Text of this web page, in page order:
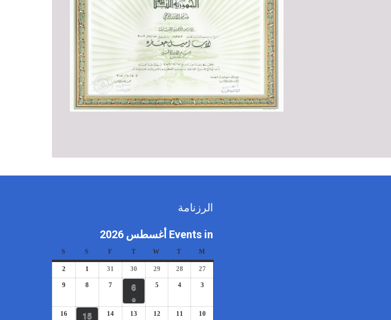
الرزنامة
Events in أغسطس 2026
M
T
W
T
F
S
S
27
28
29
30
31
1
2
3
4
5
6
●
7
8
9
10
11
12
13
14
15
16